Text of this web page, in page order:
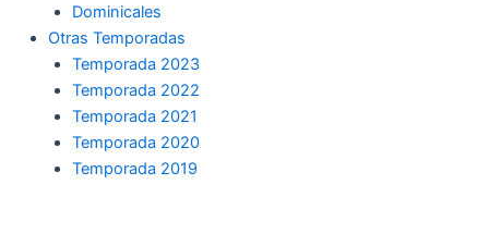
Dominicales
Otras Temporadas
Temporada 2023
Temporada 2022
Temporada 2021
Temporada 2020
Temporada 2019